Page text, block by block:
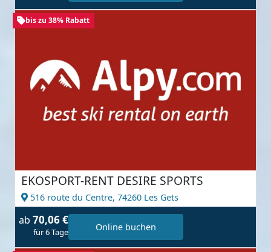
bis zu 38% Rabatt
EKOSPORT-RENT DESIRE SPORTS
516 route du Centre, 74260 Les Gets
ab 70,06 €
für 6 Tage Online buchen